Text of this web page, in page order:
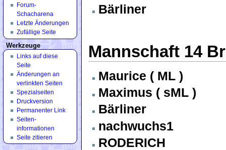
Bärliner
Mannschaft 14
Maurice ( ML )
Maximus ( sML )
Bärliner
nachwuchs1
RODERICH
Forum-
Schacharena
Letzte Änderungen
Zufällige Seite
Werkzeuge
Links auf diese
Seite
Änderungen an
verlinkten Seiten
Spezialseiten
Druckversion
Permanenter Link
Seiten­
informationen
Seite zitieren